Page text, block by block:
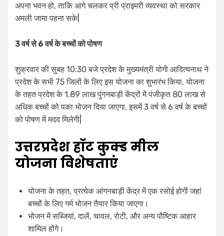
अपना भवन हो, ताकि आगे चलकर प्री प्राइमरी व्यवस्था को सरकार
अमली जामा पहना सके|
3 वर्ष से 6 वर्ष के बच्चों को पोषण
शुक्रवार की सुबह 10:30 बजे प्रदेश के मुख्यमंत्री योगी आदित्यनाथ ने
प्रदेश के सभी 75 जिलों के लिए इस योजना का शुभारंभ किया. योजना
के तहत प्रदेश के 1.89 लाख पुंगनबाड़ी केंद्रों में पंजीकृत 80 लाख से
अधिक बच्चों को पका भोजन दिया जाएगा. इसमें 3 वर्ष से 6 वर्ष के बच्चों
को पोषण में मदद मिलेगी|
उत्तरप्रदेश हॉट कुक्ड मील
योजनाविशेषताएं
योजना के तहत, प्रत्येक आंगनबाड़ी केंद्र में एक रसोई होगी जहां
बच्चों के लिए गर्म भोजन तैयार किया जाएगा।
भोजन में सब्जियां, दालें, चावल, रोटी, और अन्य पौष्टिक आहार
शामिल होंगे।